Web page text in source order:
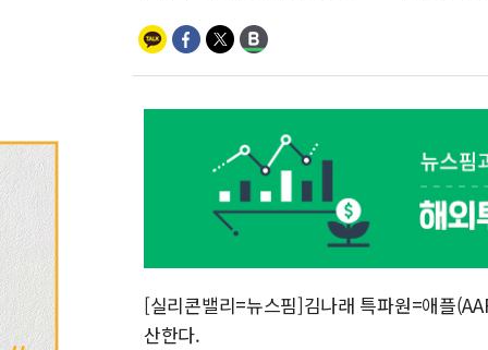
[실리콘밸리=뉴스핌]김나래 특파원=애플
산한다.